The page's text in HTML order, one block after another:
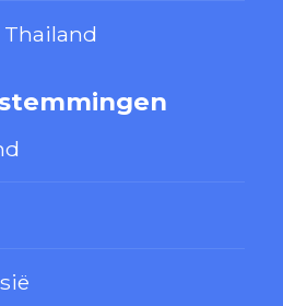
Thailand